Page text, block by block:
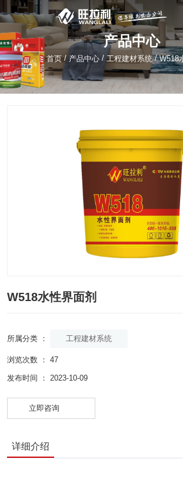
产品中心
首页/ 产品中心 /工程建材系统 /W518
W518水性界面剂
所属分类 ： 工程建材系统
浏览次数 ： 47
发布时间 ： 2023-10-09
立即咨询
详细介绍